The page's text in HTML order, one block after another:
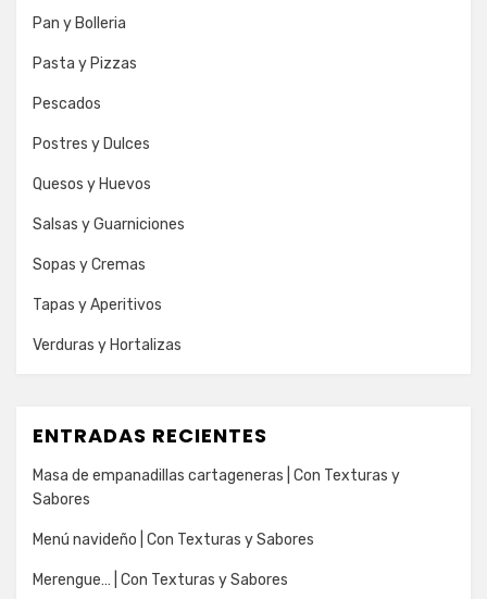
Pan y Bolleria
Pasta y Pizzas
Pescados
Postres y Dulces
Quesos y Huevos
Salsas y Guarniciones
Sopas y Cremas
Tapas y Aperitivos
Verduras y Hortalizas
ENTRADAS RECIENTES
Masa de empanadillas cartageneras | Con Texturas y
Sabores
Menú navideño | Con Texturas y Sabores
Merengue… | Con Texturas y Sabores